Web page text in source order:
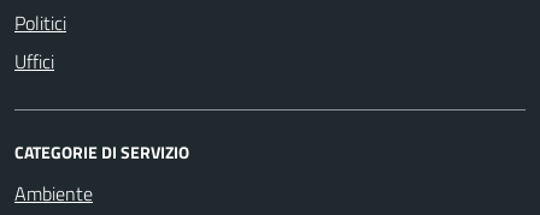
Politici
Uffici
CATEGORIE DI SERVIZIO
Ambiente